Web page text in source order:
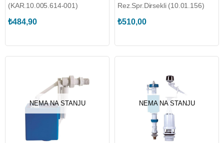
(KAR.10.005.614-001)
₺484,90
Rez.Spr.Dirsekli (10.01.156)
₺510,00
NEMA NA STANJU NEMA NA STANJU